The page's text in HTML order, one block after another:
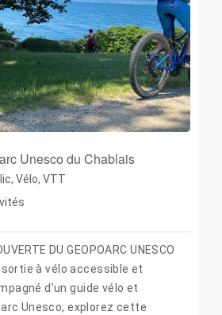
Unesco du Chablais
, Vélo, VTT
DU GEOPOARC UNESCO
sortie à vélo accessible et
d’un guide vélo et
Unesco, explorez cette